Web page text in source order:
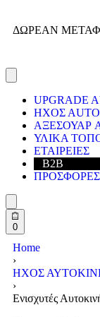
ΔΩΡΕΑΝ
UPGRADE
ΗΧΟΣ
ΑΞΕΣΟΥΑΡ
ΥΛΙΚΑ
ΕΤΑΙΡΕΙΕΣ
B2B
ΠΡΟΣΦΟΡΕΣ
0
Home
›
ΗΧΟΣ
›
Ενισχυτές